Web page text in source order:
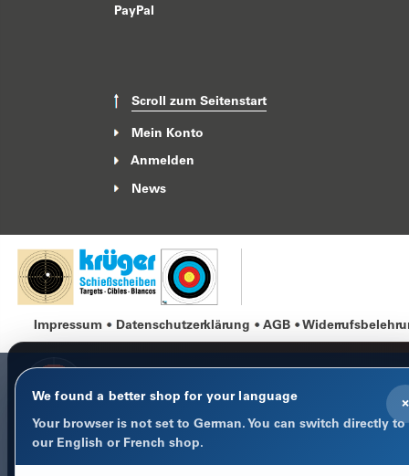
PayPal
Scroll zum Seitenstart
Mein Konto
Anmelden
News
Impressum Datenschutzerklärung AGB
×
We found a better shop for your language
Your browser is not set to German. You can switch directly to
our English or French shop.
COOKIE-HINWEIS
Datenschutz im Fokus